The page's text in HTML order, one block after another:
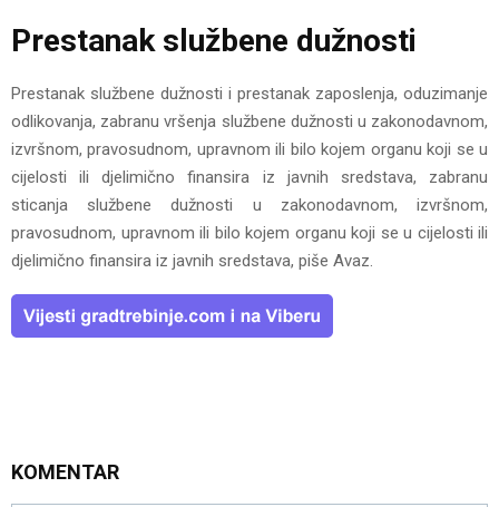
Prestanak službene dužnosti
Prestanak službene dužnosti i prestanak zaposlenja, oduzimanje
odlikovanja, zabranu vršenja službene dužnosti u zakonodavnom,
izvršnom, pravosudnom, upravnom ili bilo kojem organu koji se u
cijelosti ili djelimično finansira iz javnih sredstava, zabranu
sticanja službene dužnosti u zakonodavnom, izvršnom,
pravosudnom, upravnom ili bilo kojem organu koji se u cijelosti ili
djelimično finansira iz javnih sredstava, piše Avaz.
KOMENTAR